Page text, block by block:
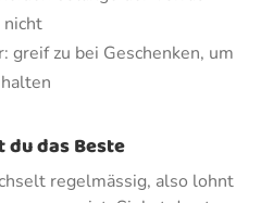
nicht
greif zu bei Geschenken, um
du das Beste
regelmässig, also lohnt